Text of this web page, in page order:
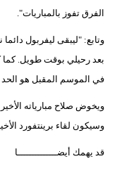
الفرق تفوز بالمباريات".
وتابع: "ليبقى ليفربول دائما
بعد رحيلي بوقت طويل. كما
في الموسم المقبل هو
وسيكون لقاء برينتفورد
قد يهمك أيضــــــــــــــا